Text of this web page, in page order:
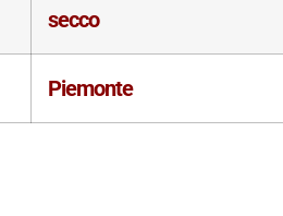
secco
Piemonte